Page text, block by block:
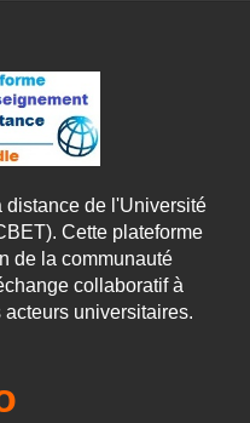
distance de l'Université
Cette plateforme
de la communauté
collaboratif à
universitaires.